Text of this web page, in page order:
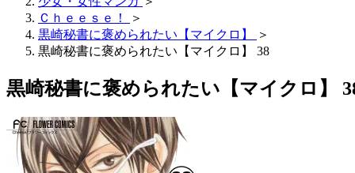
Ｃｈｅｅｓｅ！
＞
黒崎秘書に褒められたい【マイクロ】
＞
黒崎秘書に褒められたい【マイクロ】 38
黒崎秘書に褒められたい【マイクロ】